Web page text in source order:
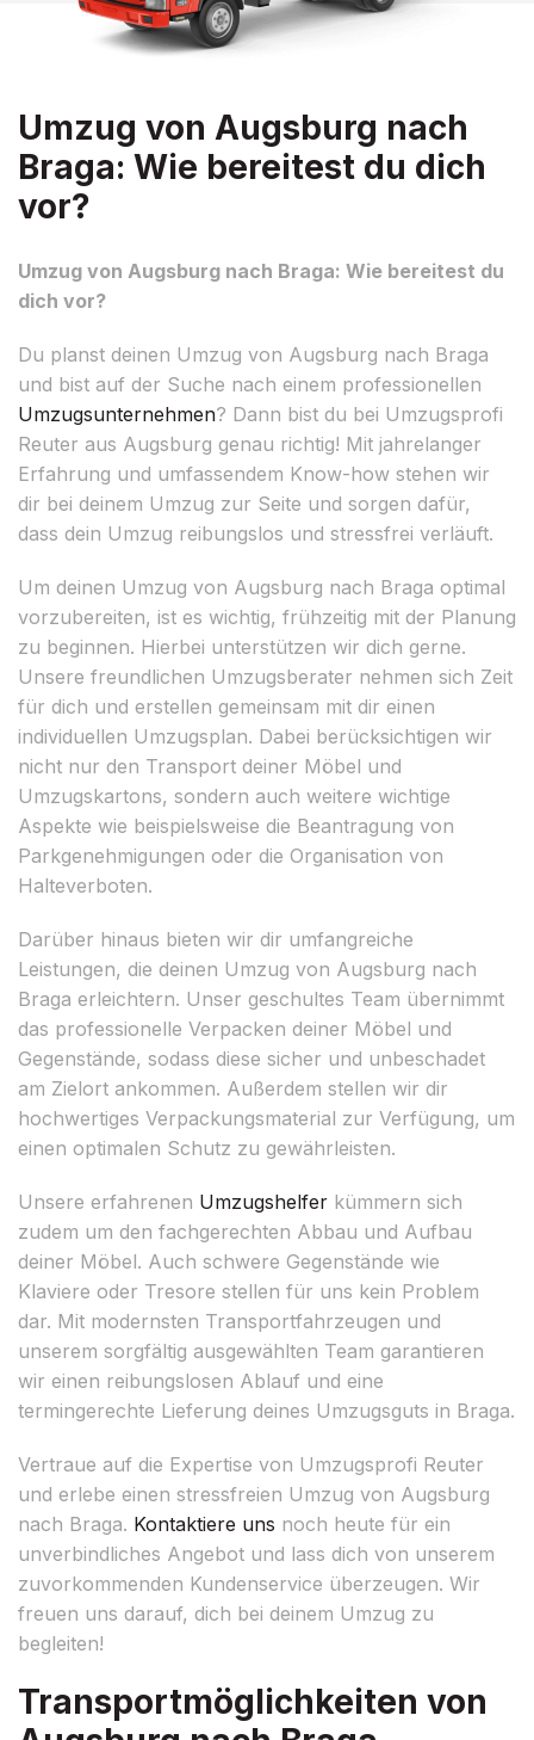
Umzug von Augsburg nach
Braga: Wie bereitest du dich
vor?
Umzug von Augsburg nach Braga: Wie bereitest du
dich vor?
Du planst deinen Umzug von Augsburg nach Braga
und bist auf der Suche nach einem professionellen
Umzugsunternehmen? Dann bist du bei Umzugsprofi
Reuter aus Augsburg genau richtig! Mit jahrelanger
Erfahrung und umfassendem Know-how stehen wir
dir bei deinem Umzug zur Seite und sorgen dafür,
dass dein Umzug reibungslos und stressfrei verläuft.
Um deinen Umzug von Augsburg nach Braga optimal
vorzubereiten, ist es wichtig, frühzeitig mit der Planung
zu beginnen. Hierbei unterstützen wir dich gerne.
Unsere freundlichen Umzugsberater nehmen sich Zeit
für dich und erstellen gemeinsam mit dir einen
individuellen Umzugsplan. Dabei berücksichtigen wir
nicht nur den Transport deiner Möbel und
Umzugskartons, sondern auch weitere wichtige
Aspekte wie beispielsweise die Beantragung von
Parkgenehmigungen oder die Organisation von
Halteverboten.
Darüber hinaus bieten wir dir umfangreiche
Leistungen, die deinen Umzug von Augsburg nach
Braga erleichtern. Unser geschultes Team übernimmt
das professionelle Verpacken deiner Möbel und
Gegenstände, sodass diese sicher und unbeschadet
am Zielort ankommen. Außerdem stellen wir dir
hochwertiges Verpackungsmaterial zur Verfügung, um
einen optimalen Schutz zu gewährleisten.
Unsere erfahrenen Umzugshelfer kümmern sich
zudem um den fachgerechten Abbau und Aufbau
deiner Möbel. Auch schwere Gegenstände wie
Klaviere oder Tresore stellen für uns kein Problem
dar. Mit modernsten Transportfahrzeugen und
unserem sorgfältig ausgewählten Team garantieren
wir einen reibungslosen Ablauf und eine
termingerechte Lieferung deines Umzugsguts in Braga.
Vertraue auf die Expertise von Umzugsprofi Reuter
und erlebe einen stressfreien Umzug von Augsburg
nach Braga. Kontaktiere uns noch heute für ein
unverbindliches Angebot und lass dich von unserem
zuvorkommenden Kundenservice überzeugen. Wir
freuen uns darauf, dich bei deinem Umzug zu
begleiten!
Transportmöglichkeiten von